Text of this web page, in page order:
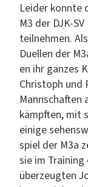
Lei­der kon­nte
M3 der DJK-
teil­nehmen.
Duellen der
en ihr ganzes
Christoph und
Mannschaften
kämpften, mit
einige
spiel der M3a
sie im
überzeugten